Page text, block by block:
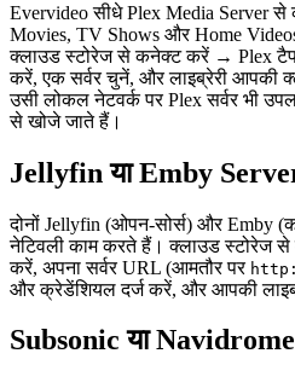
Evervideo सीधे Plex Media Server
Movies, TV Shows और Home
क्लाउड स्टोरेज से कनेक्ट करें → Plex
करें, एक सर्वर चुनें, और लाइब्रेरी आपकी
उसी लोकल नेटवर्क पर Plex सर्वर भी
से खोजे जाते हैं।
Jellyfin या Emby
दोनों Jellyfin (ओपन-सोर्स) और Emby
नेटिवली काम करते हैं। क्लाउड स्टोरेज
करें, अपना सर्वर URL (आमतौर पर
और क्रेडेंशियल दर्ज करें, और आपकी
Subsonic या